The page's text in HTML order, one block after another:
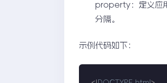
property：定义应
分隔。
示例代码如下：